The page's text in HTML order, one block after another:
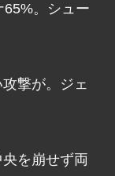
。シュー
撃が。ジェ
を崩せず両